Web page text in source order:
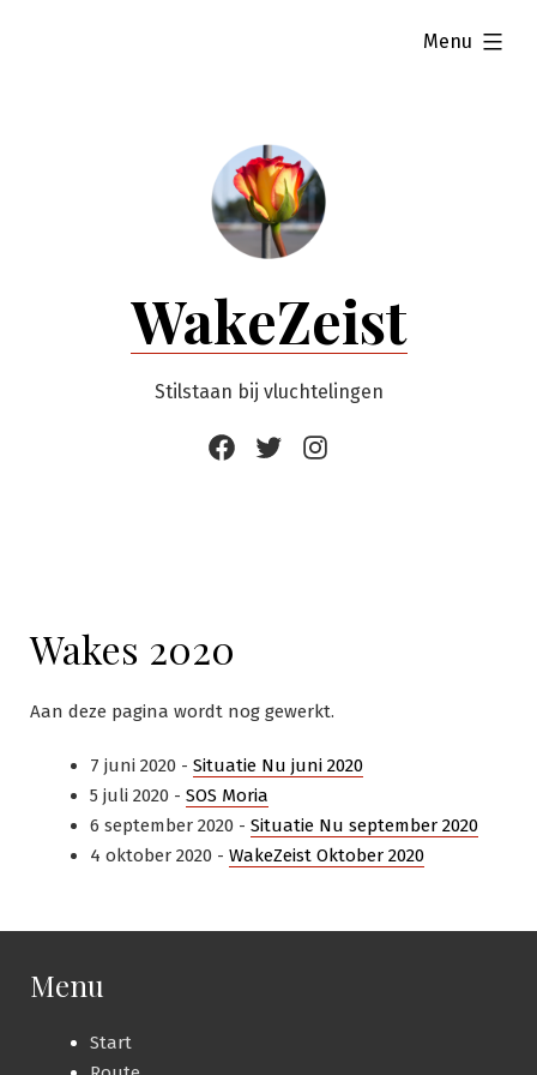
WakeZeist
Stilstaan bij vluchtelingen
Menu
uitgevouwen
FacebookTwitterInstagram
Wakes 2020
Aan deze pagina wordt nog gewerkt.
7 juni 2020 - Situatie Nu juni 2020
5 juli 2020 - SOS Moria
6 september 2020 - Situatie Nu september 2020
4 oktober 2020 - WakeZeist Oktober 2020
Menu
Start